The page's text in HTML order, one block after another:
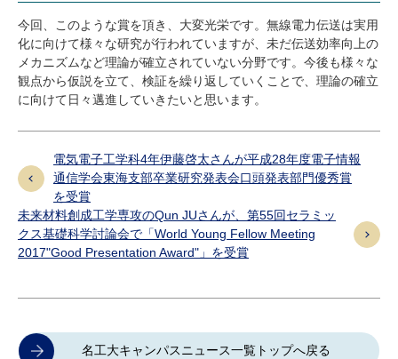
今回、このような賞を頂き、大変光栄です。無線電力伝送は実用
化に向けて様々な研究が行われていますが、未だ伝送効率向上の
メカニズムなど理論が確立されていない分野です。今後も様々な
観点から仮説を立て、検証を繰り返していくことで、理論の確立
に向けて日々邁進していきたいと思います。
電気電子工学科4年伊藤啓太さんが平成28年度電子情報
通信学会東海支部卒業研究発表会口頭発表部門優秀賞
を受賞
未来材料創成工学専攻のQun JUさんが、第55回セラミッ
クス基礎科学討論会で「World Young Fellow Meeting
2017"Good Presentation Award"」を受賞
名工大キャンパスニュース一覧トップへ戻る